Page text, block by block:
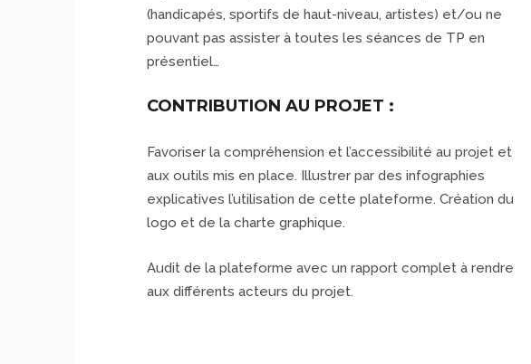
(handicapés, sportifs de haut-niveau, artistes) et/ou ne
pouvant pas assister à toutes les séances de TP en
présentiel…
CONTRIBUTION AU PROJET :
Favoriser la compréhension et l’accessibilité au projet et
aux outils mis en place. Illustrer par des infographies
explicatives l’utilisation de cette plateforme. Création du
logo et de la charte graphique.
Audit de la plateforme avec un rapport complet à rendre
aux différents acteurs du projet.